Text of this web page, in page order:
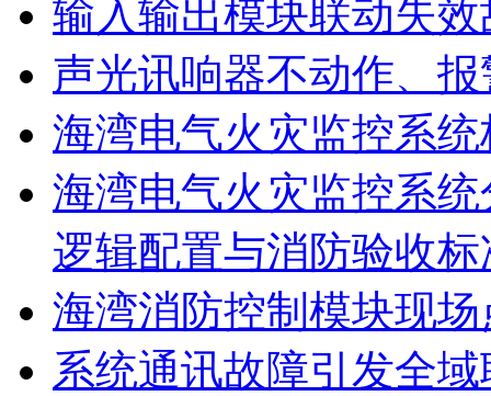
输入输出模块联动失效
声光讯响器不动作、
海湾电气火灾监控系
海湾电气火灾监控系
逻辑配置与消防验收标
海湾消防控制模块现
系统通讯故障引发全